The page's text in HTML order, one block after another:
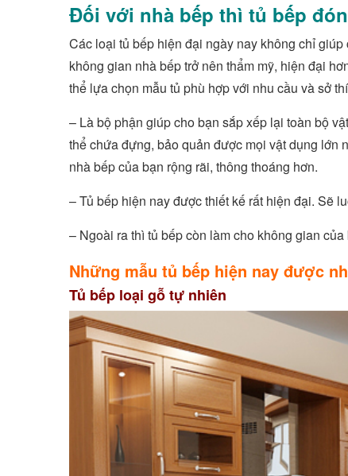
Đối với nhà bếp thì tủ bếp
Các loại tủ bếp hiện đại ngày nay không chỉ
không gian nhà bếp trở nên thẩm mỹ, hiện đại
thể lựa chọn mẫu tủ phù hợp với nhu cầu và sở
– Là bộ phận giúp cho bạn sắp xếp lại toàn bộ
thể chứa đựng, bảo quản được mọi vật dụng lớn
nhà bếp của bạn rộng rãi, thông thoáng hơn.
– Tủ bếp hiện nay được thiết kế rất hiện đại. Sẽ
– Ngoài ra thì tủ bếp còn làm cho không gian
Những mẫu tủ bếp hiện nay được
Tủ bếp loại gỗ tự nhiên